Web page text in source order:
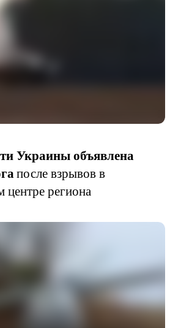
Украины объявлена
после взрывов в
центре региона